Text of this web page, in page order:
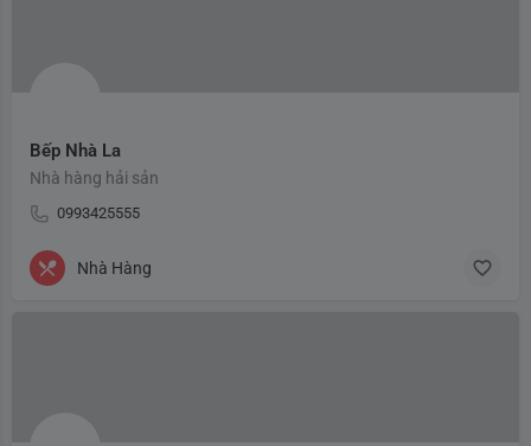
Bếp Nhà La
Nhà hàng hải sản
0993425555
Nhà Hàng